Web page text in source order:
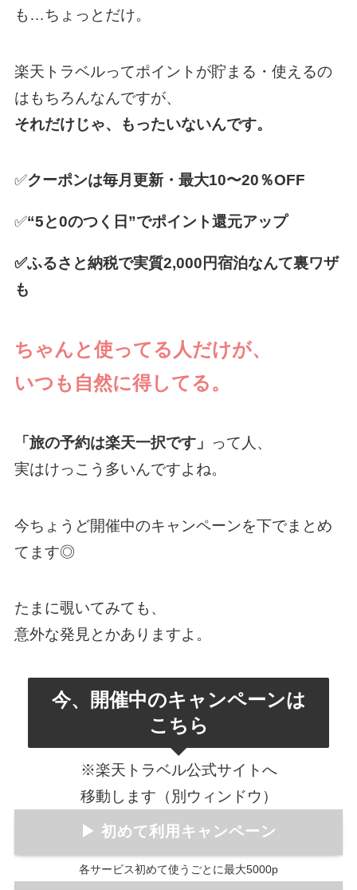
も…ちょっとだけ。
楽天トラベルってポイントが貯まる・使えるの
はもちろんなんですが、
それだけじゃ、もったいないんです。
✅クーポンは毎月更新・最大10〜20％OFF
✅“5と0のつく日”でポイント還元アップ
✅ふるさと納税で実質2,000円宿泊なんて裏ワザ
も
ちゃんと使ってる人だけが、
いつも自然に得してる。
「旅の予約は楽天一択です」
って人、
実はけっこう多いんですよね。
今ちょうど開催中のキャンペーンを下でまとめ
てます◎
たまに覗いてみても、
意外な発見とかありますよ。
今、開催中のキャンペーンは
こちら
※楽天トラベル公式サイトへ
移動します（別ウィンドウ）
▶ 初めて利用キャンペーン
各サービス初めて使うごとに最大5000p